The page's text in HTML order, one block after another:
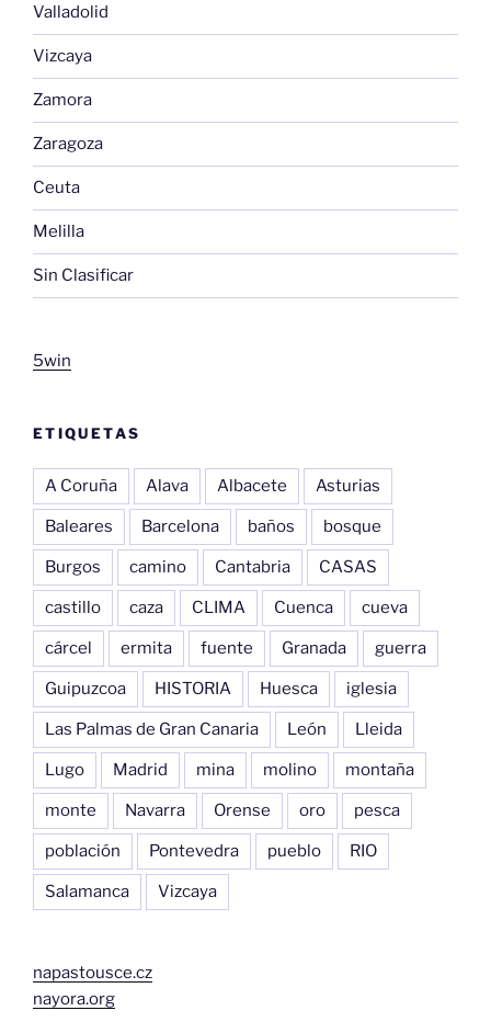
Valladolid
Vizcaya
Zamora
Zaragoza
Ceuta
Melilla
Sin Clasificar
5win
ETIQUETAS
A Coruña Alava Albacete Asturias
Baleares Barcelona baños bosque
Burgos camino Cantabria CASAS
castillo caza CLIMA Cuenca cueva
cárcel ermita fuente Granada guerra
Guipuzcoa HISTORIA Huesca iglesia
Las Palmas de Gran Canaria León Lleida
Lugo Madrid mina molino montaña
monte Navarra Orense oro pesca
población Pontevedra pueblo RIO
Salamanca Vizcaya
napastousce.cz
nayora.org